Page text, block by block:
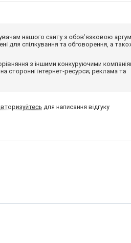
нашого сайту з обов'язковою
для спілкування та обговорення, а
з іншими конкуруючими
сторонні інтернет-ресурси; реклама та
для написання відгуку